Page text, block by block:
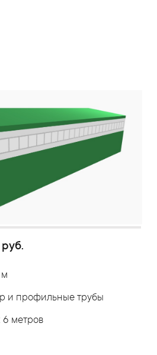
руб.
м
и профильные трубы
6 метров